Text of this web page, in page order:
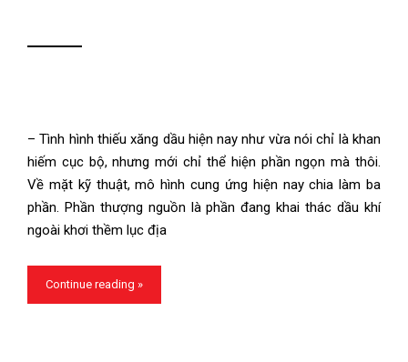
– Tình hình thiếu xăng dầu hiện nay như vừa nói chỉ là khan
hiếm cục bộ, nhưng mới chỉ thể hiện phần ngọn mà thôi.
Về mặt kỹ thuật, mô hình cung ứng hiện nay chia làm ba
phần. Phần thượng nguồn là phần đang khai thác dầu khí
ngoài khơi thềm lục địa
Continue reading »